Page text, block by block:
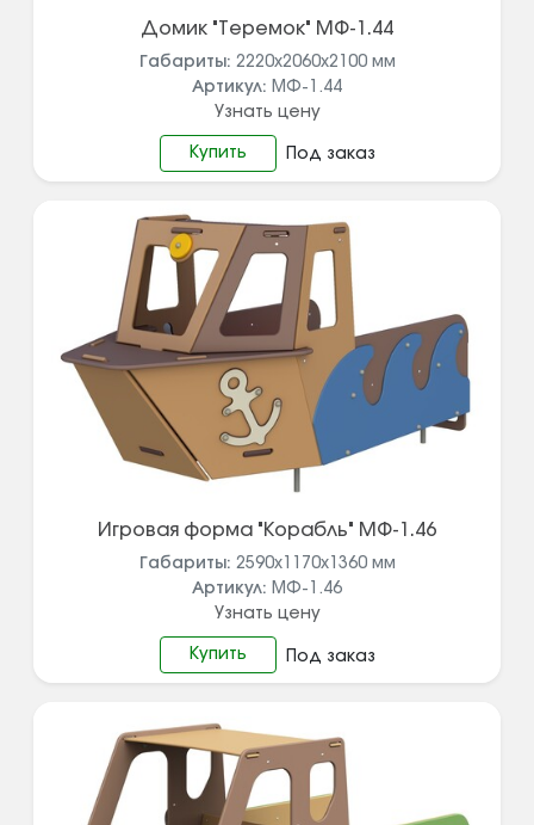
Домик "Теремок" МФ-1.44
Габариты: 2220х2060х2100 мм
Артикул: МФ-1.44
Узнать цену
Купить Под заказ
Игровая форма "Корабль" МФ-1.46
Габариты: 2590х1170х1360 мм
Артикул: МФ-1.46
Узнать цену
Купить Под заказ